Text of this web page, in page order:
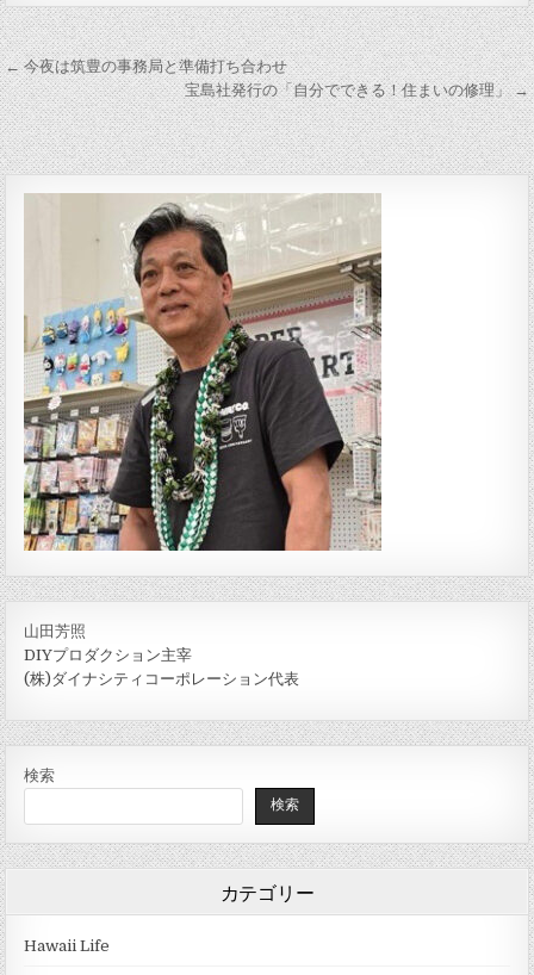
投稿ナビゲーション
← 今夜は筑豊の事務局と準備打ち合わせ
宝島社発行の「自分でできる！住まいの修理」 →
山田芳照
DIYプロダクション主宰
(株)ダイナシティコーポレーション代表
検索
検索
カテゴリー
Hawaii Life